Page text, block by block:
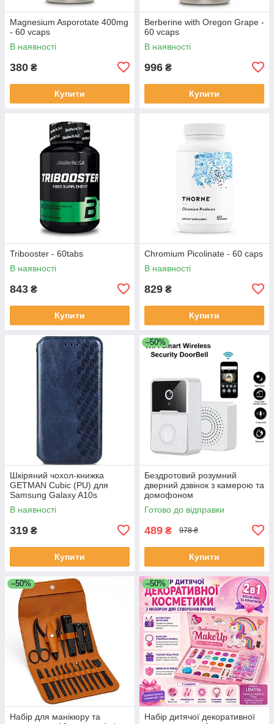
Magnesium Asporotate 400mg
- 60 vcaps
В наявності
380 ₴
Купити
Berberine with Oregon Grape -
60 vcaps
В наявності
996 ₴
Купити
Tribooster - 60tabs
В наявності
843 ₴
Купити
Chromium Picolinate - 60 caps
В наявності
829 ₴
Купити
Шкіряний чохол-книжка
GETMAN Cubic (PU) для
Samsung Galaxy A10s
В наявності
319 ₴
Купити
–50%
Бездротовий розумний
дверний дзвінок з камерою та
домофоном
водонепроникний DF-37
Готово до відправки
489 ₴ 978 ₴
Купити
–50%
Набір для манікюру та
–50%
Набір дитячої декоративної